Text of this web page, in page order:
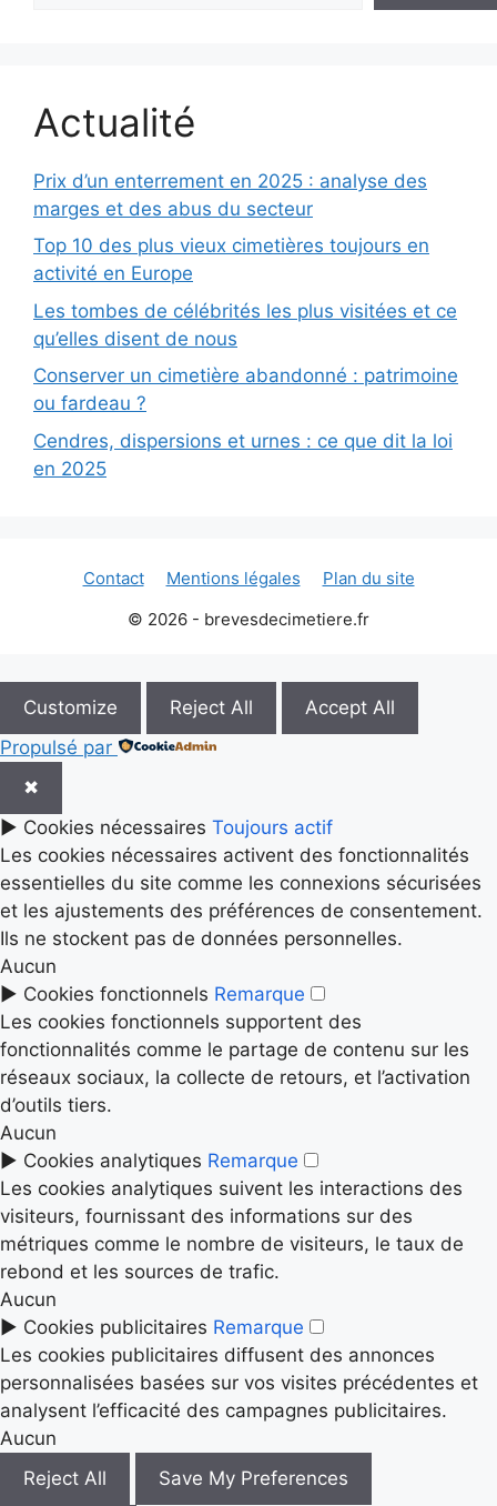
Actualité
Prix d’un enterrement en 2025 : analyse des
marges et des abus du secteur
Top 10 des plus vieux cimetières toujours en
activité en Europe
Les tombes de célébrités les plus visitées et ce
qu’elles disent de nous
Conserver un cimetière abandonné : patrimoine
ou fardeau ?
Cendres, dispersions et urnes : ce que dit la loi
en 2025
Contact Mentions légales
Plan du site
© 2026 - brevesdecimetiere.fr
Customize Reject All
Accept All
Propulsé par
✖
► Cookies nécessaires Toujours actif
Les cookies nécessaires activent des fonctionnalités
essentielles du site comme les connexions sécurisées
et les ajustements des préférences de consentement.
Ils ne stockent pas de données personnelles.
Aucun
► Cookies fonctionnels Remarque
Les cookies fonctionnels supportent des
fonctionnalités comme le partage de contenu sur les
réseaux sociaux, la collecte de retours, et l’activation
d’outils tiers.
Aucun
► Cookies analytiques Remarque
Les cookies analytiques suivent les interactions des
visiteurs, fournissant des informations sur des
métriques comme le nombre de visiteurs, le taux de
rebond et les sources de trafic.
Aucun
► Cookies publicitaires Remarque
Les cookies publicitaires diffusent des annonces
personnalisées basées sur vos visites précédentes et
analysent l’efficacité des campagnes publicitaires.
Aucun
Reject All
Save My Preferences